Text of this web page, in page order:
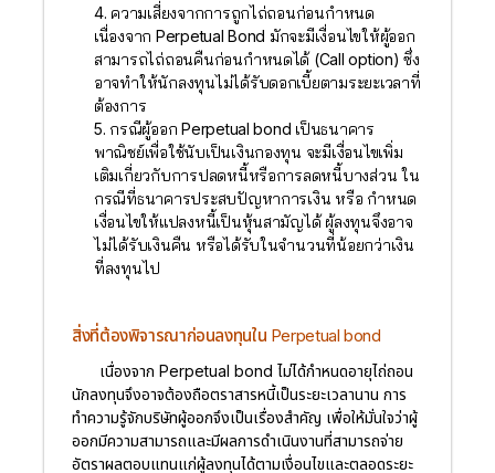
4. ความเสี่ยงจากการถูกไถ่ถอนก่อนกำหนด
เนื่องจาก Perpetual Bond มักจะมีเงื่อนไขให้ผู้ออก
สามารถไถ่ถอนคืนก่อนกำหนดได้ (Call option) ซึ่ง
อาจทำให้นักลงทุนไม่ได้รับดอกเบี้ยตามระยะเวลาที่
ต้องการ
5. กรณีผู้ออก Perpetual bond เป็นธนาคาร
พาณิชย์เพื่อใช้นับเป็นเงินกองทุน จะมีเงื่อนไขเพิ่ม
เติมเกี่ยวกับการปลดหนี้หรือการลดหนี้บางส่วน ใน
กรณีที่ธนาคารประสบปัญหาการเงิน หรือ กำหนด
เงื่อนไขให้แปลงหนี้เป็นหุ้นสามัญได้ ผู้ลงทุนจึงอาจ
ไม่ได้รับเงินคืน หรือได้รับในจำนวนที่น้อยกว่าเงิน
ที่ลงทุนไป
สิ่งที่ต้องพิจารณาก่อนลงทุนใน Perpetual bond
เนื่องจาก Perpetual bond ไม่ได้กำหนดอายุไถ่ถอน
นักลงทุนจึงอาจต้องถือตราสารหนี้เป็นระยะเวลานาน การ
ทำความรู้จักบริษัทผู้ออกจึงเป็นเรื่องสำคัญ เพื่อให้มั่นใจว่าผู้
ออกมีความสามารถและมีผลการดำเนินงานที่สามารถจ่าย
อัตราผลตอบแทนแก่ผู้ลงทุนได้ตามเงื่อนไขและตลอดระยะ